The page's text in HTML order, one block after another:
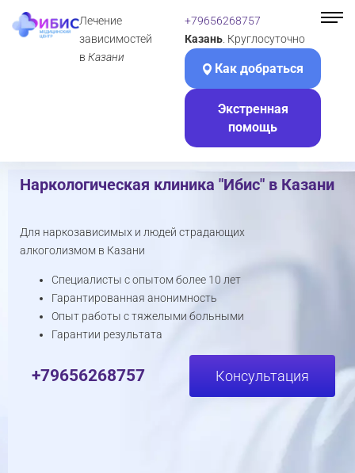
Лечение
зависимостей
в Казани
+79656268757
Казань . Круглосуточно
Как добраться
Экстренная
помощь
Наркологическая клиника "Ибис" в Казани
Для наркозависимых и людей страдающих
алкоголизмом в Казани
Специалисты с опытом более 10 лет
Гарантированная анонимность
Опыт работы с тяжелыми больными
Гарантии результата
+79656268757 Консультация